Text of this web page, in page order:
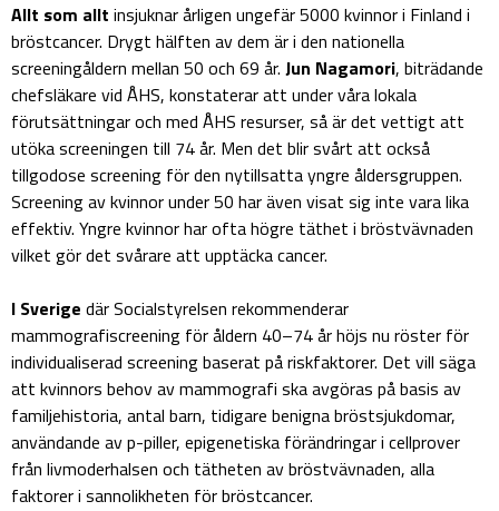
Allt som allt insjuknar årligen ungefär 5000 kvinnor i Finland i
bröstcancer. Drygt hälften av dem är i den nationella
screeningåldern mellan 50 och 69 år. Jun Nagamori, biträdande
chefsläkare vid ÅHS, konstaterar att under våra lokala
förutsättningar och med ÅHS resurser, så är det vettigt att
utöka screeningen till 74 år. Men det blir svårt att också
tillgodose screening för den nytillsatta yngre åldersgruppen.
Screening av kvinnor under 50 har även visat sig inte vara lika
effektiv. Yngre kvinnor har ofta högre täthet i bröstvävnaden
vilket gör det svårare att upptäcka cancer.
I Sverige där Socialstyrelsen rekommenderar
mammografiscreening för åldern 40–74 år höjs nu röster för
individualiserad screening baserat på riskfaktorer. Det vill säga
att kvinnors behov av mammografi ska avgöras på basis av
familjehistoria, antal barn, tidigare benigna bröstsjukdomar,
användande av p-piller, epigenetiska förändringar i cellprover
från livmoderhalsen och tätheten av bröstvävnaden, alla
faktorer i sannolikheten för bröstcancer.